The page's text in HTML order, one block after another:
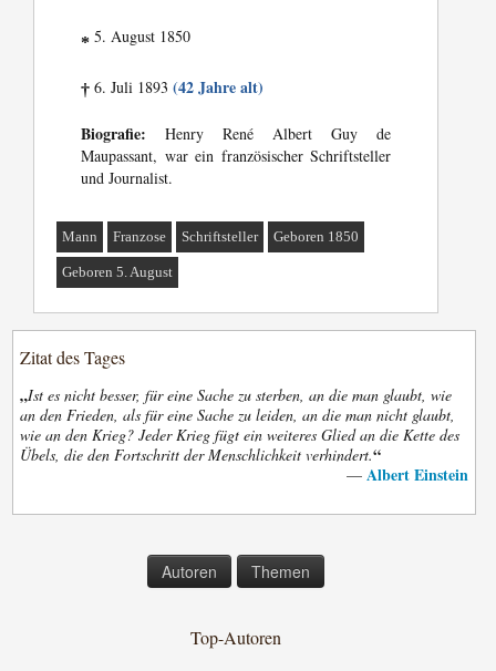
* 5. August 1850
† 6. Juli 1893(42 Jahre alt)
Biografie: Henry René Albert Guy de
Maupassant, war ein französischer Schriftsteller
und Journalist.
Mann Franzose Schriftsteller Geboren 1850
Geboren 5. August
Zitat des Tages
„Ist es nicht besser, für eine Sache zu sterben, an die man glaubt, wie
an den Frieden, als für eine Sache zu leiden, an die man nicht glaubt,
wie an den Krieg? Jeder Krieg fügt ein weiteres Glied an die Kette des
Übels, die den Fortschritt der Menschlichkeit verhindert.“
— Albert Einstein
Autoren Themen
Top-Autoren